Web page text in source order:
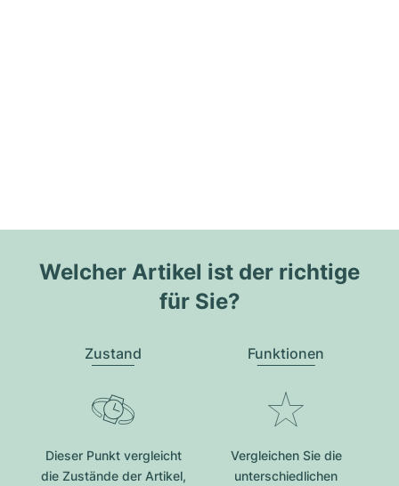
Welcher Artikel ist der richtige
für Sie?
Zustand
Dieser Punkt vergleicht
die Zustände der Artikel,
Funktionen
Vergleichen Sie die
unterschiedlichen